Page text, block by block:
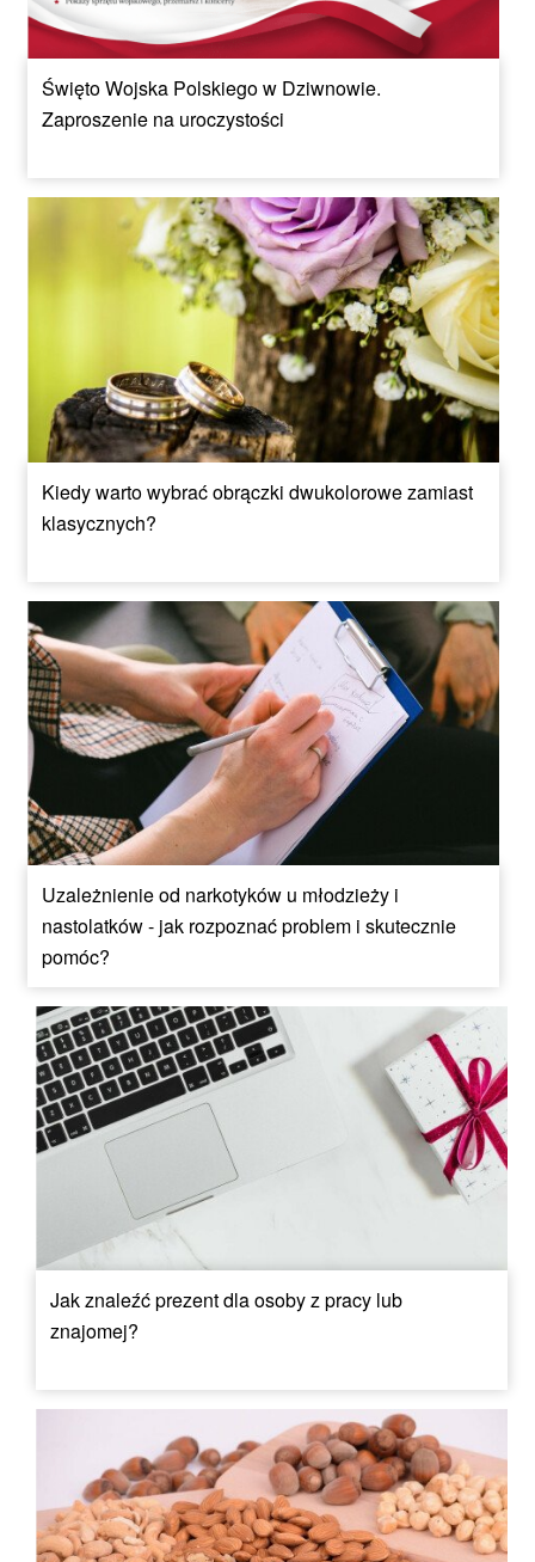
Święto Wojska Polskiego w Dziwnowie.
Zaproszenie na uroczystości
Kiedy warto wybrać obrączki dwukolorowe zamiast
klasycznych?
Uzależnienie od narkotyków u młodzieży i
nastolatków - jak rozpoznać problem i skutecznie
pomóc?
Jak znaleźć prezent dla osoby z pracy lub
znajomej?